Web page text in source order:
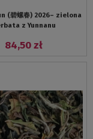
(碧螺春) 2026– zielona
z Yunnanu
84,50 zł